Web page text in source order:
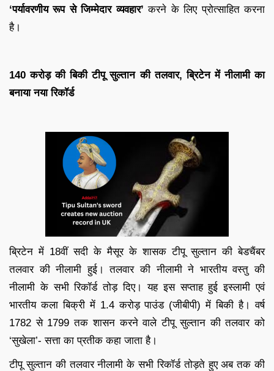
‘पर्यावरणीय रूप से जिम्मेदार व्यवहार’ करने के लिए प्रोत्साहित करना
है।
140 करोड़ की बिकी टीपू सुल्तान की तलवार, ब्रिटेन में नीलामी का
बनाया नया रिकॉर्ड
ब्रिटेन में 18वीं सदी के मैसूर के शासक टीपू सुल्तान की बेडचैंबर
तलवार की नीलामी हुई। तलवार की नीलामी ने भारतीय वस्तु की
नीलामी के सभी रिकॉर्ड तोड़ दिए। यह इस सप्ताह हुई इस्लामी एवं
भारतीय कला बिक्री में 1.4 करोड़ पाउंड (जीबीपी) में बिकी है। वर्ष
1782 से 1799 तक शासन करने वाले टीपू सुल्तान की तलवार को
‘सुखेला’- सत्ता का प्रतीक कहा जाता है।
टीपू सुल्तान की तलवार नीलामी के सभी रिकॉर्ड तोड़ते हुए अब तक की